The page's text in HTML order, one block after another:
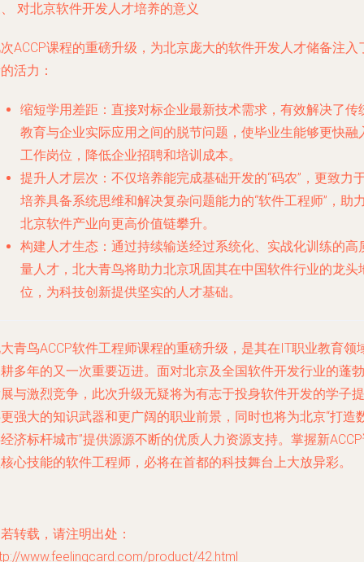
对北京软件开发人才培养的意义
ACCP课程的重磅升级，为北京庞大的软件开发人才储备注入
活力：
缩短学用差距 ：直接对标企业最新技术需求，有效解决了传
教育与企业实际应用之间的脱节问题，使毕业生能够更快融
工作岗位，降低企业招聘和培训成本。
提升人才层次 ：不仅培养能完成基础开发的“码农”，更致力
培养具备系统思维和解决复杂问题能力的“软件工程师”，助
北京软件产业向更高价值链攀升。
构建人才生态 ：通过持续输送经过系统化、实战化训练的高
量人才，北大青鸟将助力北京巩固其在中国软件行业的龙头
位，为科技创新提供坚实的人才基础。
青鸟ACCP软件工程师课程的重磅升级，是其在IT职业教育领
多年的又一次重要迈进。面对北京及全国软件开发行业的蓬勃
与激烈竞争，此次升级无疑将为有志于投身软件开发的学子提
强大的知识武器和更广阔的职业前景，同时也将为北京“打造
济标杆城市”提供源源不断的优质人力资源支持。掌握新
心技能的软件工程师，必将在首都的科技舞台上大放异彩。
转载，请注明出处：
www.feelingcard.com/product/42.html